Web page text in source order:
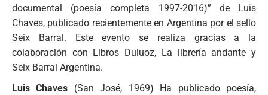
documental (poesía completa 1997-2016)” de Luis
Chaves, publicado recientemente en Argentina por el sello
Seix Barral. Este evento se realiza gracias a la
colaboración con Libros Duluoz, La librería andante y
Seix Barral Argentina.
Luis Chaves (San José, 1969) Ha publicado poesía,